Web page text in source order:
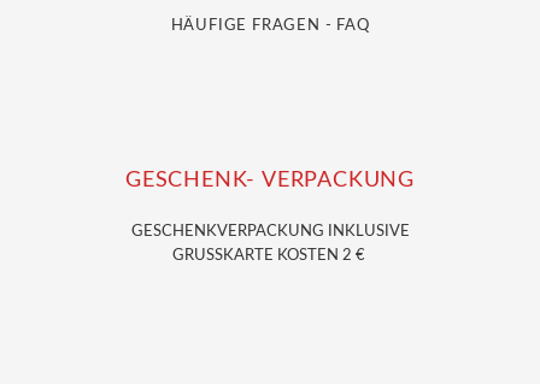
HÄUFIGE FRAGEN - FAQ
GESCHENK- VERPACKUNG
GESCHENKVERPACKUNG
INKLUSIVE
GRUSSKARTE KOSTEN 2 €